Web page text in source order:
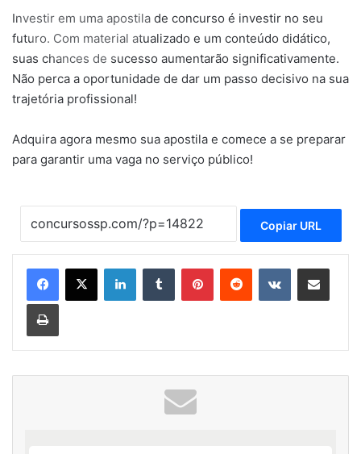
Investir em uma apostila de concurso é investir no seu
futuro. Com material atualizado e um conteúdo didático,
suas chances de sucesso aumentarão significativamente.
Não perca a oportunidade de dar um passo decisivo na sua
trajetória profissional!
Adquira agora mesmo sua apostila e comece a se preparar
para garantir uma vaga no serviço público!
Copiar URL
LinkedinTumblr PinterestReddit VK Compartilhar via e-mail
Imprimir